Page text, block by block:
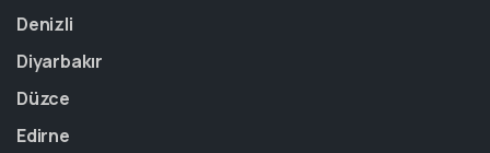
Denizli
Diyarbakır
Düzce
Edirne